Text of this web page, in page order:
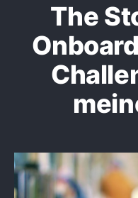
The